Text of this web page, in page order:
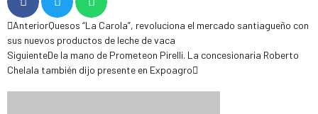
AnteriorQuesos “La Carola”, revoluciona el mercado santiagueño con
sus nuevos productos de leche de vaca
SiguienteDe la mano de Prometeon Pirelli. La concesionaria Roberto
Chelala también dijo presente en Expoagro